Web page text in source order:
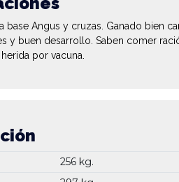
base Angus y cruzas. Ganado bien
y buen desarrollo. Saben comer
por vacuna.
256 kg.